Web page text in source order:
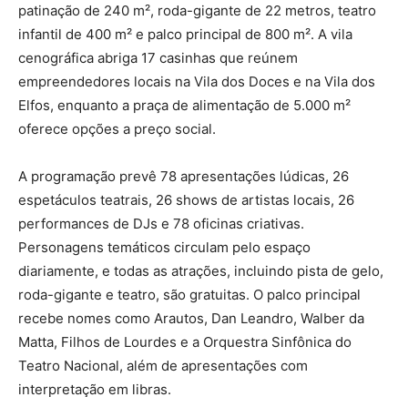
patinação de 240 m², roda-gigante de 22 metros, teatro
infantil de 400 m² e palco principal de 800 m². A vila
cenográfica abriga 17 casinhas que reúnem
empreendedores locais na Vila dos Doces e na Vila dos
Elfos, enquanto a praça de alimentação de 5.000 m²
oferece opções a preço social.
A programação prevê 78 apresentações lúdicas, 26
espetáculos teatrais, 26 shows de artistas locais, 26
performances de DJs e 78 oficinas criativas.
Personagens temáticos circulam pelo espaço
diariamente, e todas as atrações, incluindo pista de gelo,
roda-gigante e teatro, são gratuitas. O palco principal
recebe nomes como Arautos, Dan Leandro, Walber da
Matta, Filhos de Lourdes e a Orquestra Sinfônica do
Teatro Nacional, além de apresentações com
interpretação em libras.